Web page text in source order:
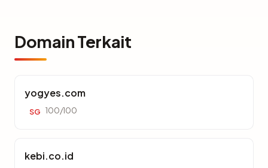
Domain Terkait
yogyes.com
SG 100/100
kebi.co.id